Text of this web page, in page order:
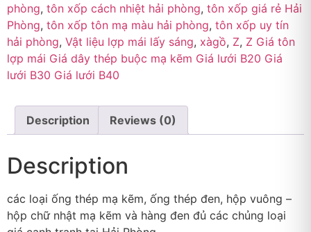
phòng, tôn xốp cách nhiệt hải phòng, tôn xốp giá rẻ Hải
Phòng, tôn xốp tôn mạ màu hải phòng, tôn xốp uy tín
hải phòng, Vật liệu lợp mái lấy sáng, xàgồ, Z, Z Giá tôn
lợp mái Giá dây thép buộc mạ kẽm Giá lưới B20 Giá
lưới B30 Giá lưới B40
Description Reviews (0)
Description
các loại ống thép mạ kẽm, ống thép đen, hộp vuông –
hộp chữ nhật mạ kẽm và hàng đen đủ các chủng loại